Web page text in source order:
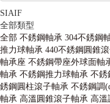
SIAIF
全部類型
全部 不銹鋼軸承 304不銹鋼
推力球軸承 440不銹鋼圓錐
軸承座 不銹鋼帶座外球面軸
軸承 不銹鋼推力球軸承 不銹
銹鋼圓柱滾子軸承 不銹鋼調
軸承 高溫圓錐滾子軸承 高溫